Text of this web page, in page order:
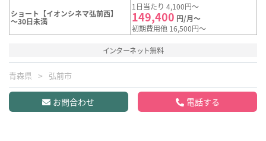
ショート【イオンシネマ弘前西】
～30日未満
1日当たり 4,100円～
149,400 円/月～
初期費用他 16,500円～
インターネット無料
青森県 弘前市
お問合わせ 電話する